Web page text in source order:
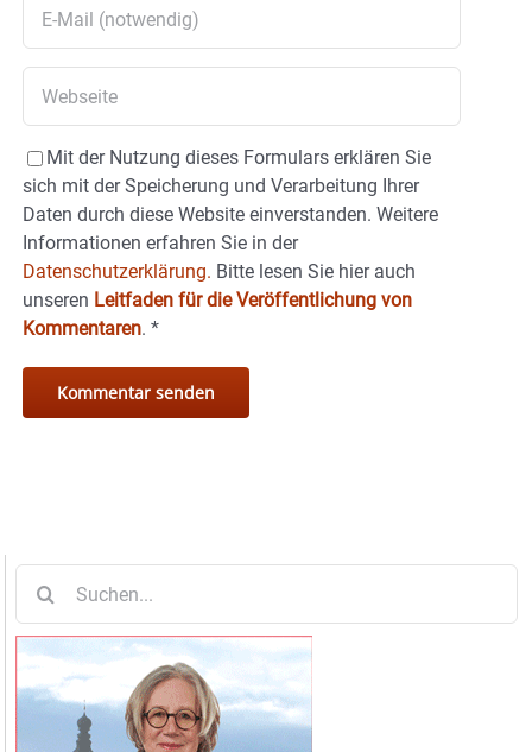
Mit der Nutzung dieses Formulars erklären Sie
sich mit der Speicherung und Verarbeitung Ihrer
Daten durch diese Website einverstanden. Weitere
Informationen erfahren Sie in der
Datenschutzerklärung. Bitte lesen Sie hier auch
unseren Leitfaden für die Veröffentlichung von
Kommentaren. *
nach: